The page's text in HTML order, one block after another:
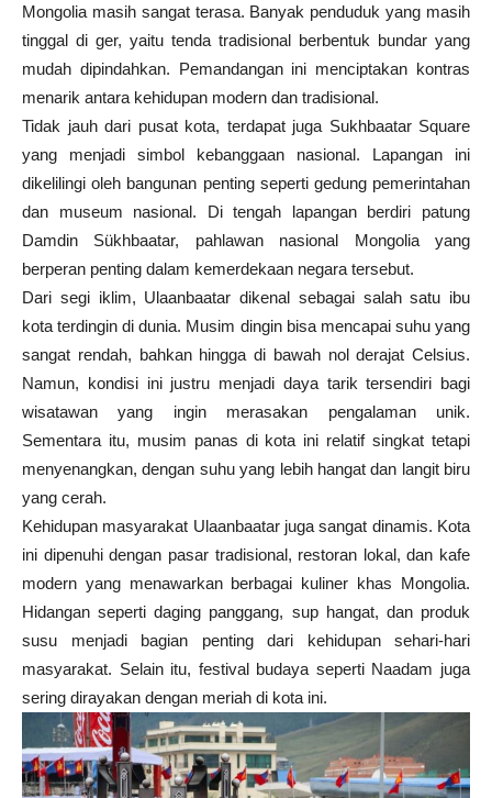
Mongolia masih sangat terasa. Banyak penduduk yang masih
tinggal di ger, yaitu tenda tradisional berbentuk bundar yang
mudah dipindahkan. Pemandangan ini menciptakan kontras
menarik antara kehidupan modern dan tradisional.
Tidak jauh dari pusat kota, terdapat juga Sukhbaatar Square
yang menjadi simbol kebanggaan nasional. Lapangan ini
dikelilingi oleh bangunan penting seperti gedung pemerintahan
dan museum nasional. Di tengah lapangan berdiri patung
Damdin Sükhbaatar, pahlawan nasional Mongolia yang
berperan penting dalam kemerdekaan negara tersebut.
Dari segi iklim, Ulaanbaatar dikenal sebagai salah satu ibu
kota terdingin di dunia. Musim dingin bisa mencapai suhu yang
sangat rendah, bahkan hingga di bawah nol derajat Celsius.
Namun, kondisi ini justru menjadi daya tarik tersendiri bagi
wisatawan yang ingin merasakan pengalaman unik.
Sementara itu, musim panas di kota ini relatif singkat tetapi
menyenangkan, dengan suhu yang lebih hangat dan langit biru
yang cerah.
Kehidupan masyarakat Ulaanbaatar juga sangat dinamis. Kota
ini dipenuhi dengan pasar tradisional, restoran lokal, dan kafe
modern yang menawarkan berbagai kuliner khas Mongolia.
Hidangan seperti daging panggang, sup hangat, dan produk
susu menjadi bagian penting dari kehidupan sehari-hari
masyarakat. Selain itu, festival budaya seperti Naadam juga
sering dirayakan dengan meriah di kota ini.